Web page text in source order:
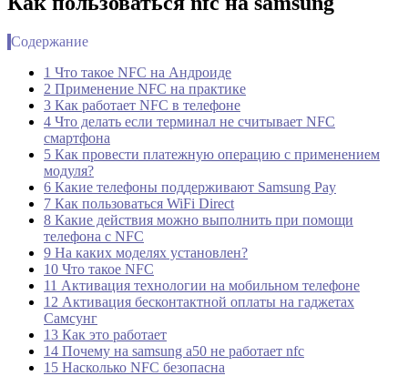
Содержание
1 Что такое NFC на Андроиде
2 Применение NFC на практике
3 Как работает NFC в телефоне
4 Что делать если терминал не считывает NFC
смартфона
5 Как провести платежную операцию с применением
модуля?
6 Какие телефоны поддерживают Samsung Pay
7 Как пользоваться WiFi Direct
8 Какие действия можно выполнить при помощи
телефона с NFC
9 На каких моделях установлен?
10 Что такое NFC
11 Активация технологии на мобильном телефоне
12 Активация бесконтактной оплаты на гаджетах
Самсунг
13 Как это работает
14 Почему на samsung a50 не работает nfc
15 Насколько NFC безопасна